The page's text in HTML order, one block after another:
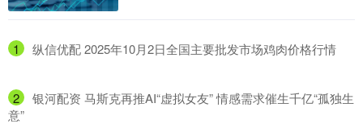
1 ​纵信优配 2025年10月2日全国主要批发市场鸡肉价格行情
2
​银河配资 马斯克再推AI“虚拟女友” 情感需求催生千亿“孤独生
意”